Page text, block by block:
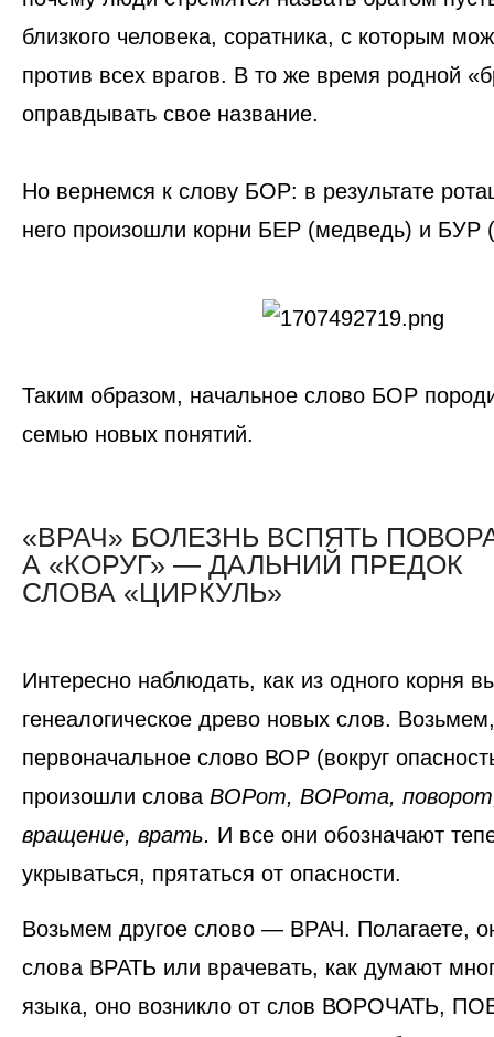
близкого человека, соратника, с которым
против всех врагов. В то же время родной
оправдывать свое название.
Но вернемся к слову БОР: в результате
него произошли корни БЕР (медведь) и БУР
Таким образом, начальное слово БОР
семью новых понятий.
«ВРАЧ» БОЛЕЗНЬ ВСПЯТЬ
А «КОРУГ» — ДАЛЬНИЙ ПРЕДОК
СЛОВА «ЦИРКУЛЬ»
Интересно наблюдать, как из одного корня
генеалогическое древо новых слов.
первоначальное слово ВОР (вокруг
произошли слова ВОРот, ВОРота,
вращение, врать. И все они обозначают
укрываться, прятаться от опасности.
Возьмем другое слово — ВРАЧ. Полагаете,
слова ВРАТЬ или врачевать, как думают
языка, оно возникло от слов ВОРОЧАТЬ,